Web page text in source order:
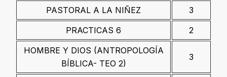
PASTORAL A LA NIÑEZ
3
PRACTICAS 6
2
HOMBRE Y DIOS (ANTROPOLOGÍA
BÍBLICA- TEO 2)
3